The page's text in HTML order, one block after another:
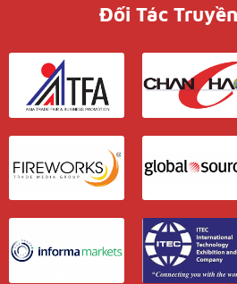
Đối Tác